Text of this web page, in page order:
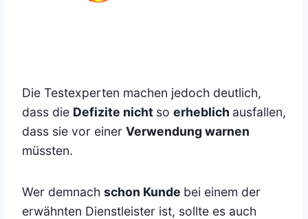
Die Testexperten machen jedoch deutlich,
dass die Defizite nicht so erheblich ausfallen,
dass sie vor einer Verwendung warnen
müssten.
Wer demnach schon Kunde bei einem der
erwähnten Dienstleister ist, sollte es auch